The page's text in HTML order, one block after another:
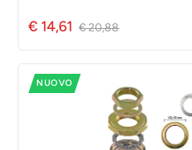
€ 14,61 € 20,88
NUOVO